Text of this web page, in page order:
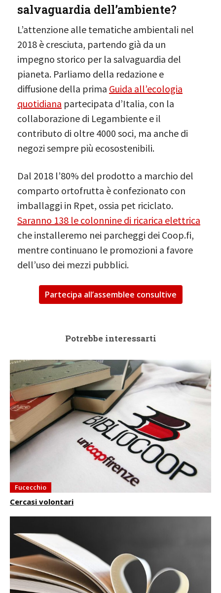
salvaguardia dell’ambiente?
L’attenzione alle tematiche ambientali nel
2018 è cresciuta, partendo già da un
impegno storico per la salvaguardia del
pianeta. Parliamo della redazione e
diffusione della prima Guida all’ecologia
quotidiana partecipata d’Italia, con la
collaborazione di Legambiente e il
contributo di oltre 4000 soci, ma anche di
negozi sempre più ecosostenibili.
Dal 2018 l’80% del prodotto a marchio del
comparto ortofrutta è confezionato con
imballaggi in Rpet, ossia pet riciclato.
Saranno 138 le colonnine di ricarica elettrica
che installeremo nei parcheggi dei Coop.fi,
mentre continuano le promozioni a favore
dell’uso dei mezzi pubblici.
Partecipa all’assemblee consultive
Potrebbe interessarti
Fucecchio
Cercasi volontari